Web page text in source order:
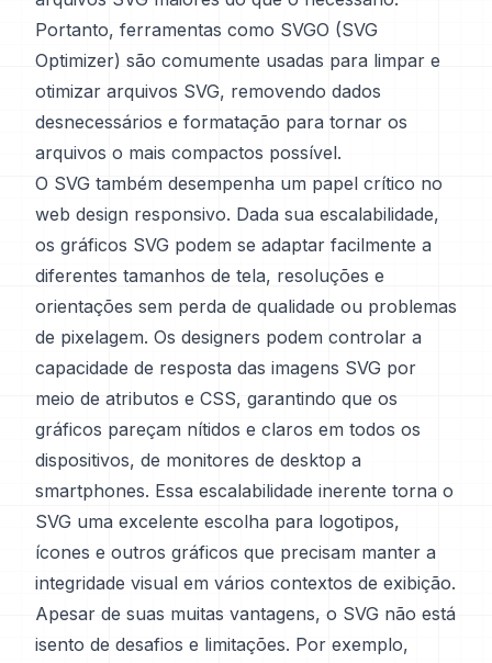
Portanto, ferramentas como SVGO (SVG
Optimizer) são comumente usadas para limpar e
otimizar arquivos SVG, removendo dados
desnecessários e formatação para tornar os
arquivos o mais compactos possível.
O SVG também desempenha um papel crítico no
web design responsivo. Dada sua escalabilidade,
os gráficos SVG podem se adaptar facilmente a
diferentes tamanhos de tela, resoluções e
orientações sem perda de qualidade ou problemas
de pixelagem. Os designers podem controlar a
capacidade de resposta das imagens SVG por
meio de atributos e CSS, garantindo que os
gráficos pareçam nítidos e claros em todos os
dispositivos, de monitores de desktop a
smartphones. Essa escalabilidade inerente torna o
SVG uma excelente escolha para logotipos,
ícones e outros gráficos que precisam manter a
integridade visual em vários contextos de exibição.
Apesar de suas muitas vantagens, o SVG não está
isento de desafios e limitações. Por exemplo,